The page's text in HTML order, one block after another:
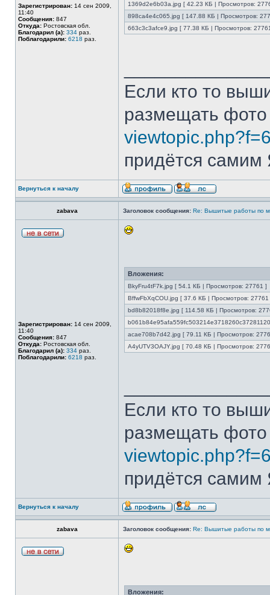
Зарегистрирован: 14 сен 2009,
11:40
Сообщения: 847
Откуда: Ростовская обл.
Благодарил (а): 334 раз.
Поблагодарили: 6218 раз.
1369d2e6b03a.jpg [ 42.23 КБ | Просмотров:
898ca4e4c065.jpg [ 147.88 КБ | Просмотров:
663c3c3afce9.jpg [ 77.38 КБ | Просмотров:
Если кто то
размещать фото
придётся самим
Вернуться к началу
zabava Заголовок сообщения: Re: Вышитые работы по
Зарегистрирован: 14 сен 2009,
11:40
Сообщения: 847
Откуда: Ростовская обл.
Благодарил (а): 334 раз.
Поблагодарили: 6218 раз.
Вложения:
BkyFru4tF7k.jpg [ 54.1 КБ | Просмотров: 27761 ]
BffwFbXqCOU.jpg [ 37.6 КБ | Просмотров: 27761
bd8b82018f8e.jpg [ 114.58 КБ | Просмотров:
acae708b7d42.jpg [ 79.11 КБ | Просмотров:
A4yUTV3OAJY.jpg [ 70.48 КБ | Просмотров:
Если кто то
размещать фото
придётся самим
Вернуться к началу
zabava Заголовок сообщения: Re: Вышитые работы по
Вложения: